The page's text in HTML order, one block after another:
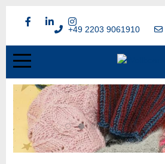
+49 2203 9061910